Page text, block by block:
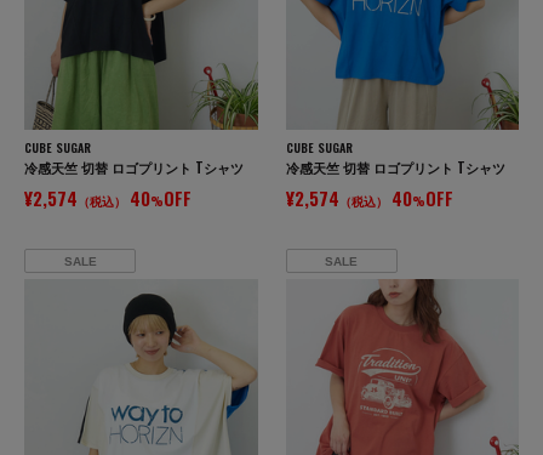
CUBE SUGAR
冷感天竺 切替 ロゴプリント Tシャツ
¥2,574 （税込） 40%OFF
CUBE SUGAR
冷感天竺 切替 ロゴプリント Tシャツ
¥2,574 （税込） 40%OFF
SALE SALE